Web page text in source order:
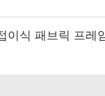
이식 패브릭 프레